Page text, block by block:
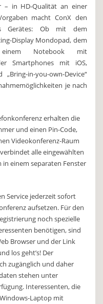
– in HD-Qualität an einer
macht ConX den
Gerätes: Ob mit dem
Display Mondopad, dem
einem Notebook mit
Smartphones mit iOS,
in-you-own-Device“
je nach
erhalten die
und einen Pin-Code,
Videokonferenz-Raum
alle eingewählten
einem separaten Fenster
Service jederzeit sofort
aufsetzen. Für den
noch spezielle
benötigen, sind
Browser und der Link
los geht’s! Der
zugänglich und daher
stehen unter
Interessenten, die
Laptop mit